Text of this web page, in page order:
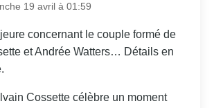
19 avril à 01:59
concernant le couple formé de
et Andrée Watters… Détails en
Cossette célèbre un moment